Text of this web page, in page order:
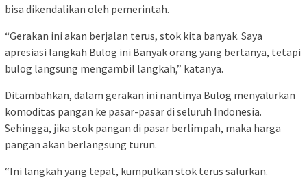
bisa dikendalikan oleh pemerintah.
“Gerakan ini akan berjalan terus, stok kita banyak. Saya
apresiasi langkah Bulog ini Banyak orang yang bertanya, tetapi
bulog langsung mengambil langkah,” katanya.
Ditambahkan, dalam gerakan ini nantinya Bulog menyalurkan
komoditas pangan ke pasar-pasar di seluruh Indonesia.
Sehingga, jika stok pangan di pasar berlimpah, maka harga
pangan akan berlangsung turun.
“Ini langkah yang tepat, kumpulkan stok terus salurkan.